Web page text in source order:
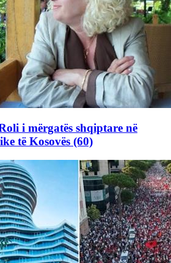
i mërgatës shqiptare në
të Kosovës (60)